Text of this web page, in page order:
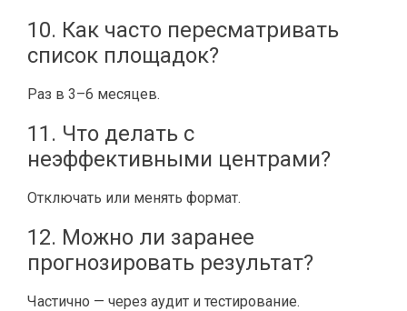
10. Как часто пересматривать
список площадок?
Раз в 3–6 месяцев.
11. Что делать с
неэффективными центрами?
Отключать или менять формат.
12. Можно ли заранее
прогнозировать результат?
Частично — через аудит и тестирование.